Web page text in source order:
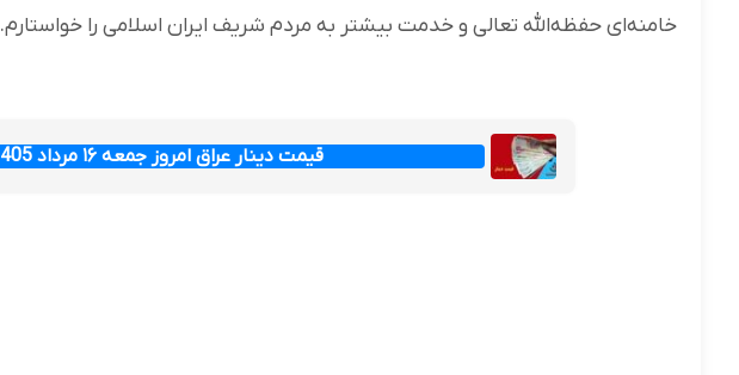
خامنه‌ای حفظه‌الله تعالی و خدمت بیشتر به مردم شریف ایران اسلامی را خواستارم.
قیمت دینار عراق امروز جمعه ۱۶ مرداد 1405 چند؟